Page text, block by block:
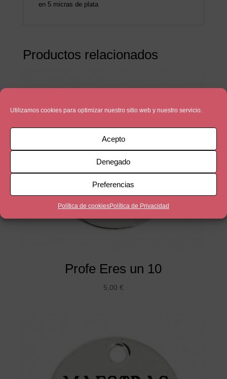
Utilizamos cookies para optimizar nuestro sitio web y nuestro servicio.
Acepto
Denegado
Preferencias
Política de cookiesPolítica de Privacidad
en 5 micras de plata
Productos relacionados
Profe Eres un 10
5,00 €